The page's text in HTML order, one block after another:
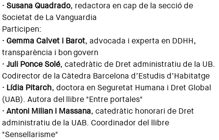
· Susana Quadrado, redactora en cap de la secció de
Societat de La Vanguardia
Participen:
· Gemma Calvet i Barot, advocada i experta en DDHH,
transparència i bon govern
· Juli Ponce Solé, catedràtic de Dret administratiu de la UB.
Codirector de la Càtedra Barcelona d’Estudis d’Habitatge
· Lídia Pitarch, doctora en Seguretat Humana i Dret Global
(UAB). Autora del llibre "Entre portales"
· Antoni Milian i Massana, catedràtic honorari de Dret
administratiu de la UAB. Coordinador del llibre
"Sensellarisme"